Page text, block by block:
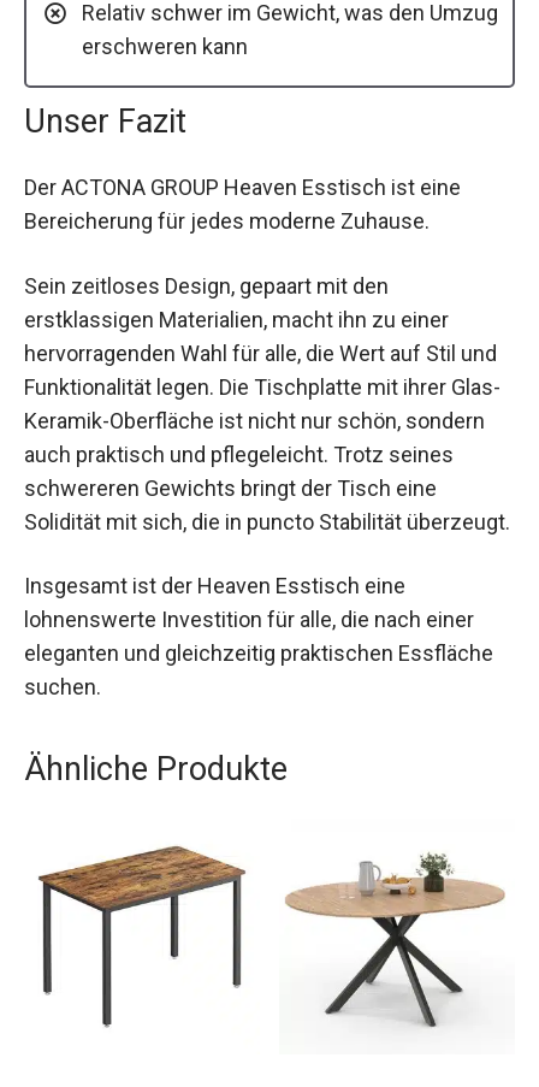
Relativ schwer im Gewicht, was den Umzug
erschweren kann
Unser Fazit
Der ACTONA GROUP Heaven Esstisch ist eine
Bereicherung für jedes moderne Zuhause.
Sein zeitloses Design, gepaart mit den
erstklassigen Materialien, macht ihn zu einer
hervorragenden Wahl für alle, die Wert auf Stil und
Funktionalität legen. Die Tischplatte mit ihrer Glas-
Keramik-Oberfläche ist nicht nur schön, sondern
auch praktisch und pflegeleicht. Trotz seines
schwereren Gewichts bringt der Tisch eine
Solidität mit sich, die in puncto Stabilität überzeugt.
Insgesamt ist der Heaven Esstisch eine
lohnenswerte Investition für alle, die nach einer
eleganten und gleichzeitig praktischen Essfläche
suchen.
Ähnliche Produkte